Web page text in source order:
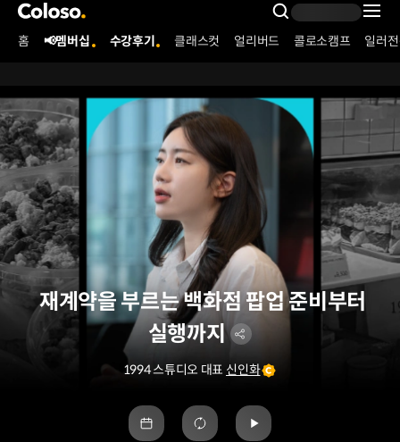
콜로소
Search
Coloso Menu
홈 📢멤버십 수강후기 클래스컷 얼리버드 콜로소캠프 일러
재계약을 부르는 백화점 팝업 준비부터
실행까지
1994 스튜디오 대표 신인화